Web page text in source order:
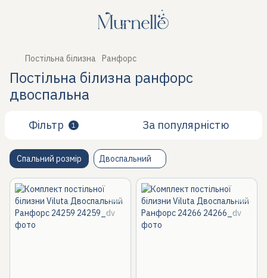
Постільна білизна Ранфорс
Постільна білизна ранфорс
двоспальна
Фільтр 1 За популярністю
Спальний розмір Двоспальний